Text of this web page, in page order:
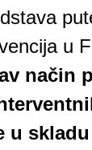
u
način
u